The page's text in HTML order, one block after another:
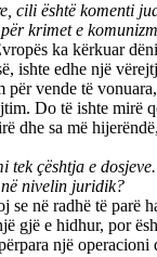
cili është komenti
krimet e
ka kërkuar
ishte edhe një
për vende të
Do të ishte mirë
dhe sa më
tek çështja e
nivelin juridik?
se në radhë të parë
gjë e hidhur, por
një operacioni